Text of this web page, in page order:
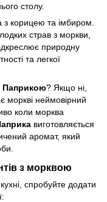
столу.
корицею та імбиром.
страв з моркви,
природну
та легкої
Паприкою? Якщо ні,
моркві неймовірний
коли морква
виготовляється
аромат, який
з морквою
спробуйте додати